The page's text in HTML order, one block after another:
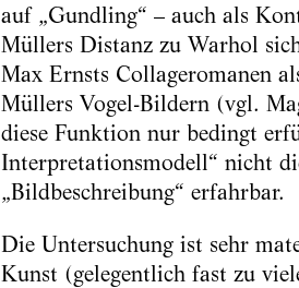
auf „Gundling“ – auch als
Müllers Distanz zu Warhol
Max Ernsts Collageromanen
Müllers Vogel-Bildern (vgl.
diese Funktion nur bedingt
Interpretationsmodell“ nicht
„Bildbeschreibung“ erfahrbar.
Die Untersuchung ist sehr
Kunst (gelegentlich fast zu